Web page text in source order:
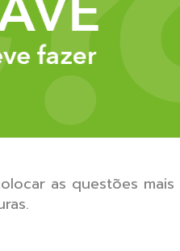
as questões mais